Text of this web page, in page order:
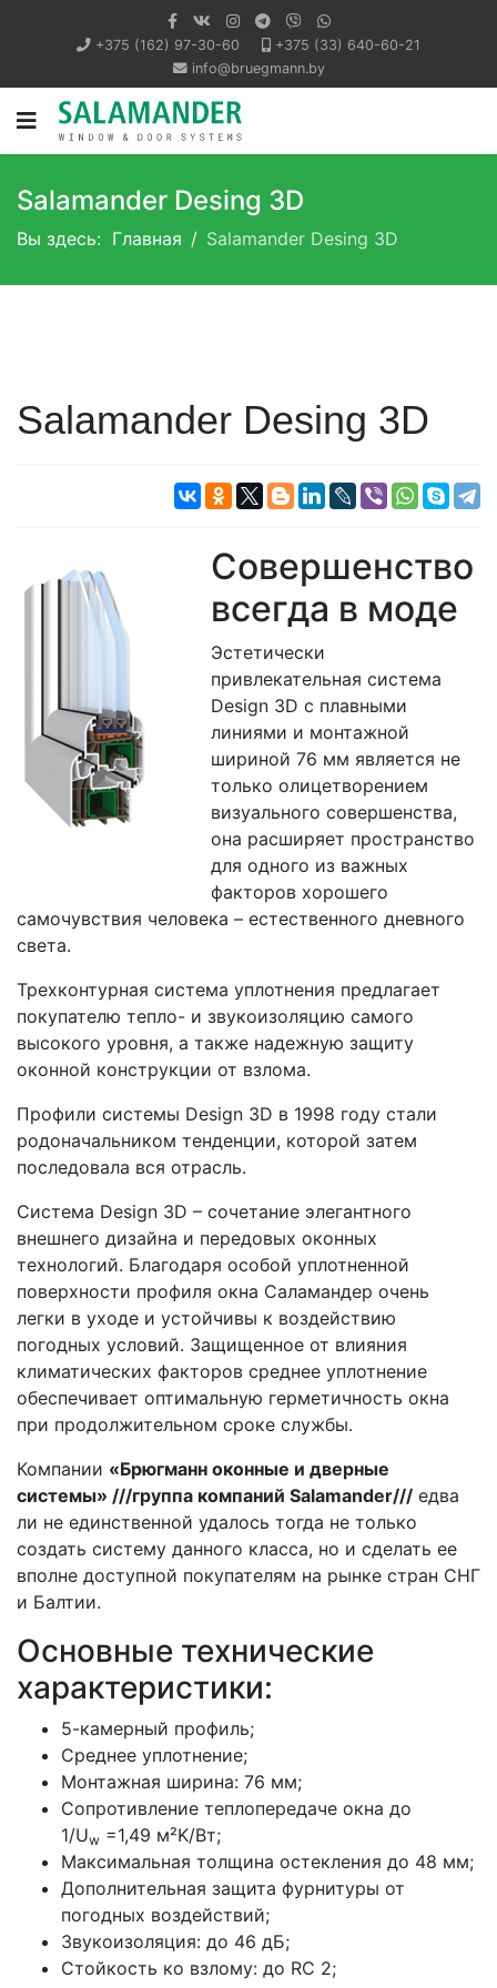
+375 (162) 97-30-60
+375 (33) 640-60-21
info@bruegmann.by
Salamander Desing 3D
Вы здесь: Главная Salamander Desing 3D
Salamander Desing 3D
Совершенство
всегда в моде
Эстетически
привлекательная система
Design 3D с плавными
линиями и монтажной
шириной 76 мм является не
только олицетворением
визуального совершенства,
она расширяет пространство
для одного из важных
факторов хорошего
самочувствия человека – естественного дневного
света.
Трехконтурная система уплотнения предлагает
покупателю тепло- и звукоизоляцию самого
высокого уровня, а также надежную защиту
оконной конструкции от взлома.
Профили системы Design 3D в 1998 году стали
родоначальником тенденции, которой затем
последовала вся отрасль.
Система Design 3D – сочетание элегантного
внешнего дизайна и передовых оконных
технологий. Благодаря особой уплотненной
поверхности профиля окна Саламандер очень
легки в уходе и устойчивы к воздействию
погодных условий. Защищенное от влияния
климатических факторов среднее уплотнение
обеспечивает оптимальную герметичность окна
при продолжительном сроке службы.
Компании «Брюгманн оконные и дверные
системы» ///группа компаний Salamander/// едва
ли не единственной удалось тогда не только
создать систему данного класса, но и сделать ее
вполне доступной покупателям на рынке стран СНГ
и Балтии.
Основные технические
характеристики:
5-камерный профиль;
Среднее уплотнение;
Монтажная ширина: 76 мм;
Сопротивление теплопередаче окна до
1/Uw =1,49 м²K/Вт;
Максимальная толщина остекления до 48 мм;
Дополнительная защита фурнитуры от
погодных воздействий;
Звукоизоляция: до 46 дБ;
Стойкость ко взлому: до RC 2;